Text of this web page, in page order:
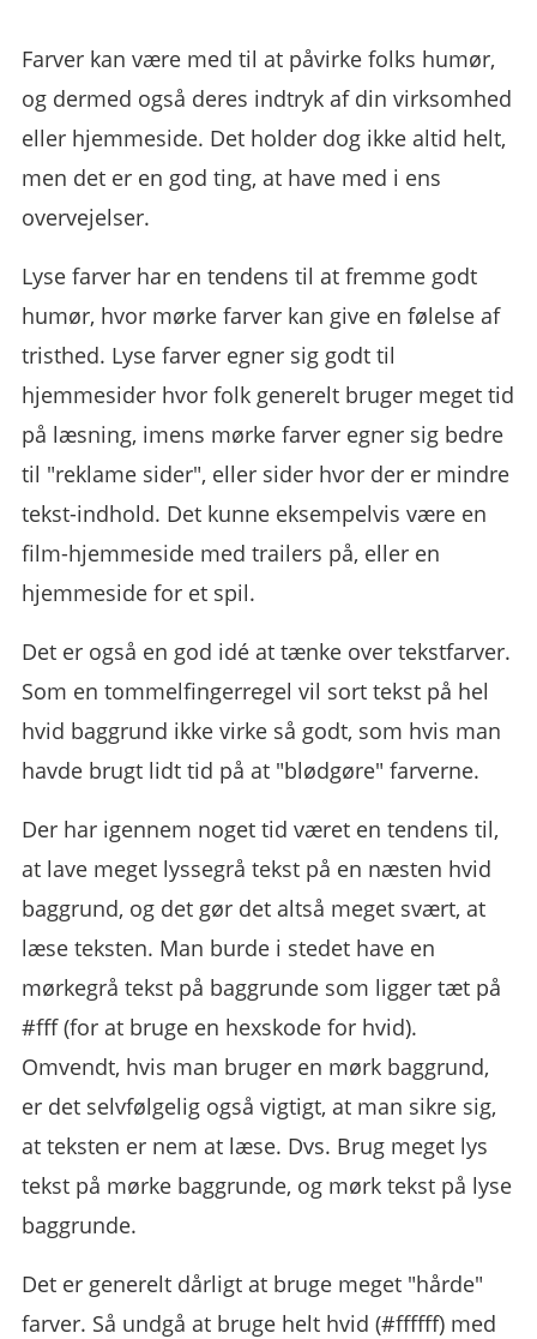
Farver kan være med til at påvirke folks humør,
og dermed også deres indtryk af din virksomhed
eller hjemmeside. Det holder dog ikke altid helt,
men det er en god ting, at have med i ens
overvejelser.
Lyse farver har en tendens til at fremme godt
humør, hvor mørke farver kan give en følelse af
tristhed. Lyse farver egner sig godt til
hjemmesider hvor folk generelt bruger meget tid
på læsning, imens mørke farver egner sig bedre
til "reklame sider", eller sider hvor der er mindre
tekst-indhold. Det kunne eksempelvis være en
film-hjemmeside med trailers på, eller en
hjemmeside for et spil.
Det er også en god idé at tænke over tekstfarver.
Som en tommelfingerregel vil sort tekst på hel
hvid baggrund ikke virke så godt, som hvis man
havde brugt lidt tid på at "blødgøre" farverne.
Der har igennem noget tid været en tendens til,
at lave meget lyssegrå tekst på en næsten hvid
baggrund, og det gør det altså meget svært, at
læse teksten. Man burde i stedet have en
mørkegrå tekst på baggrunde som ligger tæt på
#fff (for at bruge en hexskode for hvid).
Omvendt, hvis man bruger en mørk baggrund,
er det selvfølgelig også vigtigt, at man sikre sig,
at teksten er nem at læse. Dvs. Brug meget lys
tekst på mørke baggrunde, og mørk tekst på lyse
baggrunde.
Det er generelt dårligt at bruge meget "hårde"
farver. Så undgå at bruge helt hvid (#ffffff) med